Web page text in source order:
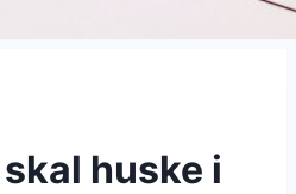
huske i